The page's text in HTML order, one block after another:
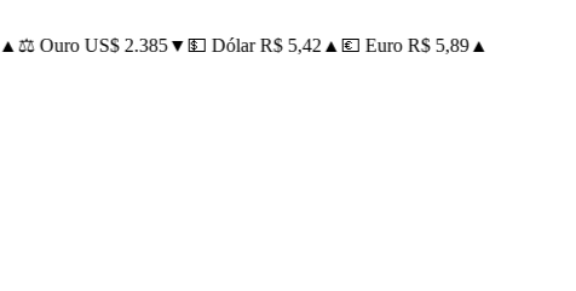
⚖️ Ouro US$ 2.385▼💵 Dólar R$ 5,42▲ 💶 Euro R$ 5,89▲